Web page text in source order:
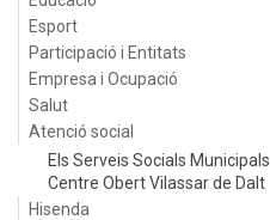
Esport
Participació i Entitats
Empresa i Ocupació
Salut
Atenció social
Els Serveis Socials Municipals
Centre Obert Vilassar de Dalt
Hisenda